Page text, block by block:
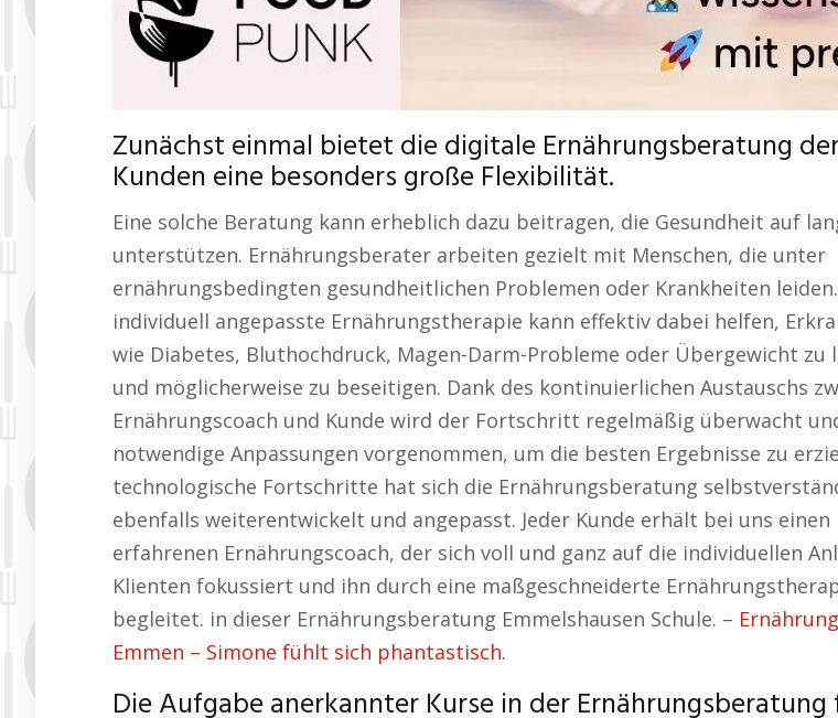
Zunächst einmal bietet die digitale Ernährungsberatung
Kunden eine besonders große Flexibilität.
Eine solche Beratung kann erheblich dazu beitragen, die Gesundheit auf
unterstützen. Ernährungsberater arbeiten gezielt mit Menschen, die unter
ernährungsbedingten gesundheitlichen Problemen oder Krankheiten
individuell angepasste Ernährungstherapie kann effektiv dabei helfen,
wie Diabetes, Bluthochdruck, Magen-Darm-Probleme oder Übergewicht zu
und möglicherweise zu beseitigen. Dank des kontinuierlichen Austauschs
Ernährungscoach und Kunde wird der Fortschritt regelmäßig überwacht
notwendige Anpassungen vorgenommen, um die besten Ergebnisse zu
technologische Fortschritte hat sich die Ernährungsberatung
ebenfalls weiterentwickelt und angepasst. Jeder Kunde erhält bei uns einen
erfahrenen Ernährungscoach, der sich voll und ganz auf die individuellen
Klienten fokussiert und ihn durch eine maßgeschneiderte
begleitet. in dieser Ernährungsberatung Emmelshausen Schule. –
Emmen – Simone fühlt sich phantastisch.
Die Aufgabe anerkannter Kurse in der